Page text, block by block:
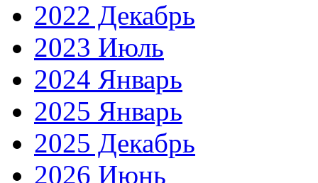
2022 Декабрь
2023 Июль
2024 Январь
2025 Январь
2025 Декабрь
2026 Июнь